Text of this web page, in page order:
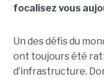
focalisez vous
Un des défis du
ont toujours été
d’infrastructure.